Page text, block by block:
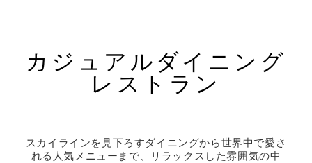
カジュアルダイニング
レストラン
スカイラインを見下ろすダイニングから世界中で愛さ
れる人気メニューまで、リラックスした雰囲気の中